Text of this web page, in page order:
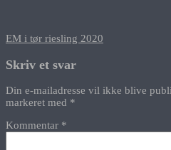
Indlægsnavigation
EM i tør riesling 2020
Skriv et svar
Din e-mailadresse vil ikke blive
markeret med *
Kommentar *